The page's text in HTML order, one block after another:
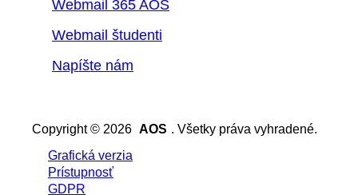
Webmail 365 AOS
Webmail študenti
Napíšte nám
Copyright © 2026 AOS . Všetky práva vyhradené.
Grafická verzia
Prístupnosť
GDPR